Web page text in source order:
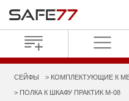
СЕЙФЫ КОМПЛЕКТУЮЩИЕ К
ПОЛКА К ШКАФУ ПРАКТИК M-08